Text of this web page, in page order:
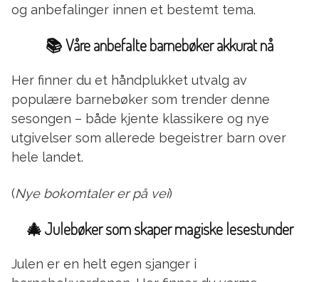
og anbefalinger innen et bestemt tema.
📚 Våre anbefalte barnebøker akkurat nå
Her finner du et håndplukket utvalg av
populære barnebøker som trender denne
sesongen – både kjente klassikere og nye
utgivelser som allerede begeistrer barn over
hele landet.
(Nye bokomtaler er på vei)
🎄 Julebøker som skaper magiske lesestunder
Julen er en helt egen sjanger i